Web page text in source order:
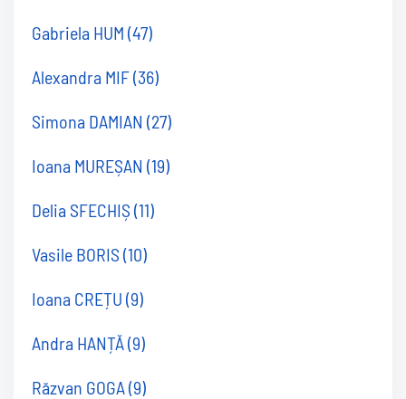
Gabriela HUM (47)
Alexandra MIF(36)
Simona DAMIAN (27)
Ioana MUREȘAN (19)
Delia SFECHIȘ (11)
Vasile BORIS (10)
Ioana CREȚU (9)
Andra HANȚĂ (9)
Răzvan GOGA (9)